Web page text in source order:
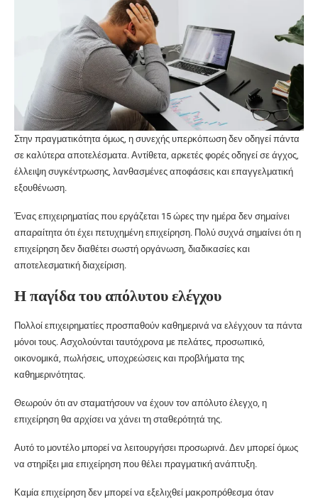
Στην πραγματικότητα όμως, η συνεχής υπερκόπωση δεν οδηγεί πάντα
σε καλύτερα αποτελέσματα. Αντίθετα, αρκετές φορές οδηγεί σε άγχος,
έλλειψη συγκέντρωσης, λανθασμένες αποφάσεις και επαγγελματική
εξουθένωση.
Ένας επιχειρηματίας που εργάζεται 15 ώρες την ημέρα δεν σημαίνει
απαραίτητα ότι έχει πετυχημένη επιχείρηση. Πολύ συχνά σημαίνει ότι η
επιχείρηση δεν διαθέτει σωστή οργάνωση, διαδικασίες και
αποτελεσματική διαχείριση.
Η παγίδα του απόλυτου ελέγχου
Πολλοί επιχειρηματίες προσπαθούν καθημερινά να ελέγχουν τα πάντα
μόνοι τους. Ασχολούνται ταυτόχρονα με πελάτες, προσωπικό,
οικονομικά, πωλήσεις, υποχρεώσεις και προβλήματα της
καθημερινότητας.
Θεωρούν ότι αν σταματήσουν να έχουν τον απόλυτο έλεγχο, η
επιχείρηση θα αρχίσει να χάνει τη σταθερότητά της.
Αυτό το μοντέλο μπορεί να λειτουργήσει προσωρινά. Δεν μπορεί όμως
να στηρίξει μια επιχείρηση που θέλει πραγματική ανάπτυξη.
Καμία επιχείρηση δεν μπορεί να εξελιχθεί μακροπρόθεσμα όταν